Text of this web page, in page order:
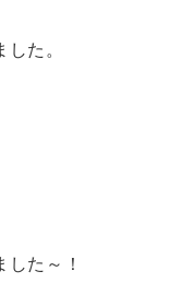
た。
た～！